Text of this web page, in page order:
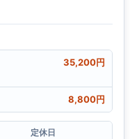
35,200円
8,800円
定休日